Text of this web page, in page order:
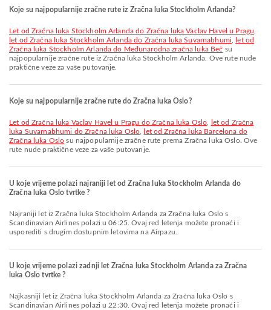
Koje su najpopularnije zračne rute iz Zračna luka Stockholm Arlanda?
let od Zračna luka Stockholm Arlanda do Zračna luka Vaclav Havel u Pragu
let od Zračna luka Stockholm Arlanda do Zračna luka Suvarnabhumi
let od
Zračna luka Stockholm Arlanda do Međunarodna zračna luka Beč su
najpopularnije zračne rute iz Zračna luka Stockholm Arlanda. Ove rute nude
praktične veze za vaše putovanje.
Koje su najpopularnije zračne rute do Zračna luka Oslo?
let od Zračna luka Vaclav Havel u Pragu do Zračna luka Oslo
let od Zračna
luka Suvarnabhumi do Zračna luka Oslo
let od Zračna luka Barcelona do
Zračna luka Oslo su najpopularnije zračne rute prema Zračna luka Oslo. Ove
rute nude praktične veze za vaše putovanje.
U koje vrijeme polazi najraniji let od Zračna luka Stockholm Arlanda do
Zračna luka Oslo tvrtke ?
Najraniji let iz Zračna luka Stockholm Arlanda za Zračna luka Oslo s
Scandinavian Airlines polazi u 06:25. Ovaj red letenja možete pronaći i
usporediti s drugim dostupnim letovima na Airpazu.
U koje vrijeme polazi zadnji let Zračna luka Stockholm Arlanda za Zračna
luka Oslo tvrtke ?
Najkasniji let iz Zračna luka Stockholm Arlanda za Zračna luka Oslo s
Scandinavian Airlines polazi u 22:30. Ovaj red letenja možete pronaći i